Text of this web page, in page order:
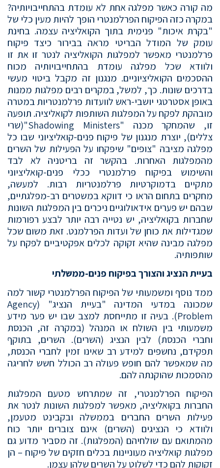
מה קורה כאשר מפלגה אחת לא עומדת בהתחייבויותיה?
במקרה כזה הפיקוח הפרלמנטרי הופך להיות מעין כלי של
"בקרת איכות" פנימית בתוך הקואליציה עצמה. בחינת
עומק של המודל הבריטי מראה בבירור כיצד פיקוח
פרלמנטרי מאפשר למפלגות הקואליציה לנטר זו את זו
ולוודא שכל מפלגה עומדת בהתחייבויותיה מכוח
ההסכמים הקואליציוניים. מנגנון זה מקבל ביטוי מעשי
בדרכים שונות. כך, למשל, במקרים רבים מפלגות ממנות
באופן אסטרטגי יושבי-ראש לוועדות פרלמנטריות במטרה
מובהקת לפקח על המפלגות השותפות לקואליציה. תופעה
זו, שהמחקר מכנה "Shadowing Ministers"(שרי
צללים), יוצרת מנגנון של פיקוח פנים-קואליציוני שבו כל
מפלגה מציבה "צופים" שיפקחו על הפעילות של השרים
מהמפלגות האחרות. בהקשר זה בריטניה לא לבד
והשימוש בפיקוח פרלמנטרי ככלי פנים-קואליציוני
מתקיים בדמוקרטיות פרלמנטריות רבות. למעשה,
מחקרים בתחום הראו כי דווקא במשטרים רב-מפלגתיים,
שבהם יש פערים אידאולוגיים ניכרים בין המפלגות השונות
שחברות בקואליציה, יש נטייה רבה יותר לבצע רפורמות
שמגדילות את כוחן של ועדות הפרלמנט. זאת משום שכל
מפלגה מבינה שהיא זקוקה לכלים אפקטיביים לפקח על
שותפותיה.
בעיית הנציג והצורך בפיקוח פנים-ממשלתי
ממד נוסף ומשמעותי של הפיקוח הפרלמנטרי קשור למה
שמכונה במדעי המדינה "בעיית הנציג" (Agency
Problem). בעיה זו מתייחסת למצב שבו יש פער מידע
משמעותי בין השולח או המנהל (במקרה זה, הכנסת
וחברי הכנסת) לבין הנציג (השרים). השרים, בתוקף
תפקידם, נחשפים למידע רב שאינו זמין לחברי הכנסת,
מה שמאפשר להם חופש פעולה רב הכולל חשש לחריגה
מהסמכות שהוקנתה להם.
הפיקוח הפרלמנטרי, זה שמתרחש מטעם המפלגות
החברות בקואליציה, מאפשר למפלגות השונות לנטר את
פעילות השרים החברים בממשלה ובקבינט מטעמן,
ולוודא כי הנציגים (השרים) אינם צוברים יותר כוח
מהמתואם עם שולחיהם (המפלגות). זה מסביר מדוע גם
מפלגות קואליציה מעוניינות בכלים חזקים של פיקוח – הן
זקוקות להם כדי לשלוט על השרים שלהן עצמן.